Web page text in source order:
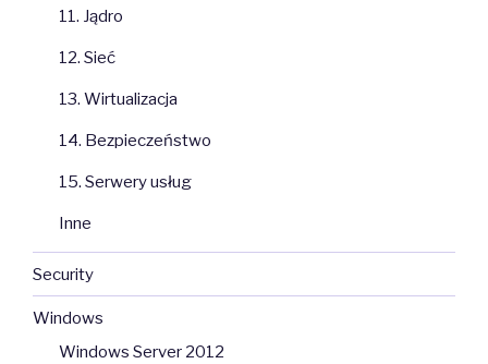
11. Jądro
12. Sieć
13. Wirtualizacja
14. Bezpieczeństwo
15. Serwery usług
Inne
Security
Windows
Windows Server 2012